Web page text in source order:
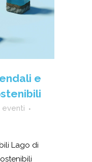
e
eventi
Lago di